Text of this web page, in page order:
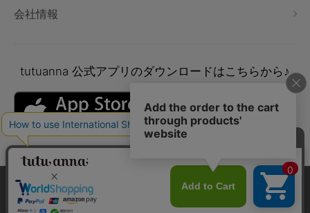
会社情報
tutuanna 公式アプリのダウンロードはこちらから♪
本サイトでは、より快適にご利用いただけるようCookieを利用し
ています。詳細については
プライバシポリシー
をご確認くださ